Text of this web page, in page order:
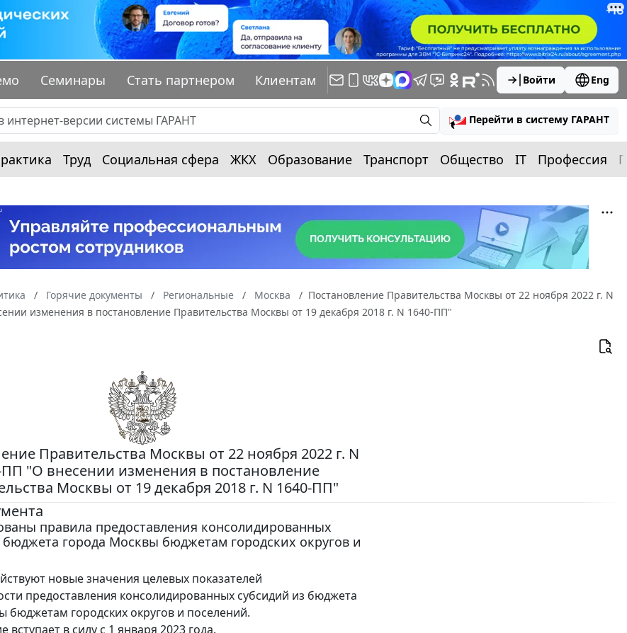
Семинары Стать партнером Клиентам Войти Eng
Перейти в систему ГАРАНТ
Труд Социальная сфера ЖКХ Образование Транспорт Общество IT Профессия
Горячие документы Региональные Москва
Постановление Правительства Москвы от 22 ноября 2022 г. N
изменения в постановление Правительства Москвы от 19 декабря 2018 г. N 1640-ПП"
Правительства Москвы от 22 ноября 2022 г. N
ПП "О внесении изменения в постановление
Москвы от 19 декабря 2018 г. N 1640-ПП"
правила предоставления консолидированных
бюджета города Москвы бюджетам городских округов и
новые значения целевых показателей
предоставления консолидированных субсидий из бюджета
бюджетам городских округов и поселений.
вступает в силу с 1 января 2023 года.